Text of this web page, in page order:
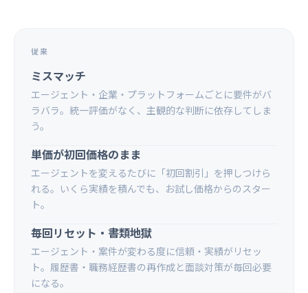
従来
ミスマッチ
エージェント・企業・プラットフォームごとに要件がバ
ラバラ。統一評価がなく、主観的な判断に依存してしま
う。
単価が初回価格のまま
エージェントを変えるたびに「初回割引」を押しつけら
れる。いくら実績を積んでも、お試し価格からのスター
ト。
毎回リセット・書類地獄
エージェント・案件が変わる度に信頼・実績がリセッ
ト。履歴書・職務経歴書の再作成と面談対策が毎回必要
になる。